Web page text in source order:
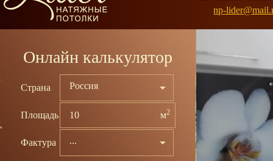
np-
Онлайн калькулятор
Страна Россия
Площадь м2
Фактура ...